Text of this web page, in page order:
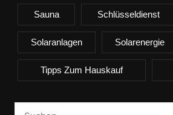
Sauna Schlüsseldienst
Solaranlagen Solarenergie
Tipps Zum Hauskauf